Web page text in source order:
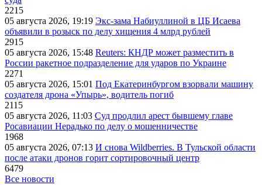
2215
05 августа 2026, 19:19 Экс-зама Набиуллиной в ЦБ Исаева
объявили в розыск по делу хищения 4 млрд рублей
2915
05 августа 2026, 15:48 Reuters: КНДР может разместить в
России ракетное подразделение для ударов по Украине
2271
05 августа 2026, 15:01 Под Екатеринбургом взорвали машину
создателя дрона «Упырь», водитель погиб
2115
05 августа 2026, 11:03 Суд продлил арест бывшему главе
Росавиации Нерадько по делу о мошенничестве
1968
05 августа 2026, 07:13 И снова Wildberries. В Тульской области
после атаки дронов горит сортировочный центр
6479
Все новости